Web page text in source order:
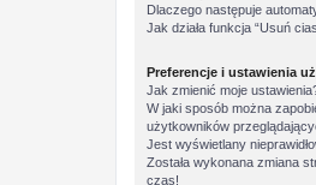
Dlaczego następuje
Jak działa funkcja “Usuń
Preferencje i ustawienia
Jak zmienić moje
W jaki sposób można
użytkowników
Jest wyświetlany
Została wykonana zmiana
czas!